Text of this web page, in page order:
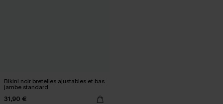
Bikini noir bretelles ajustables et bas
jambe standard
31,90 €